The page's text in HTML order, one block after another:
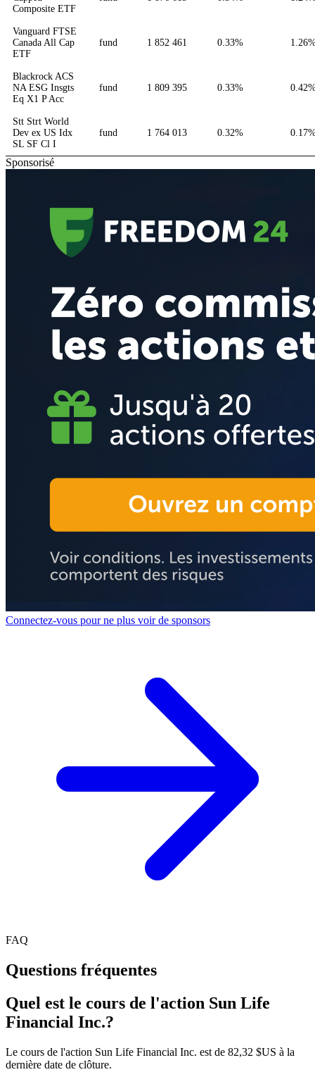
Composite ETF
Vanguard FTSE
Canada All Cap
ETF
fund 1 852 461 0.33%
Blackrock ACS
NA ESG Insgts
Eq X1 P Acc
fund 1 809 395 0.33%
Stt Strt World
Dev ex US Idx
SL SF Cl I
fund 1 764 013 0.32%
Sponsorisé
Connectez-vous pour ne plus voir de sponsors
FAQ
Questions fréquentes
Quel est le cours de l'action Sun Life
Financial Inc.?
Le cours de l'action Sun Life Financial Inc. est de 82,32 $US à la
dernière date de clôture.